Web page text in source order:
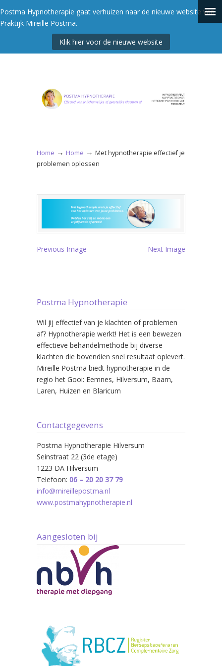
Postma Hypnotherapie gaat verhuizen naar de nieuwe website van
Praktijk Mireille Postma.
Klik hier voor de nieuwe website
Home → Home → Met hypnotherapie effectief je
problemen oplossen
Previous Image Next Image
Postma Hypnotherapie
Wil jij effectief van je klachten of problemen
af? Hypnotherapie werkt! Het is een bewezen
effectieve behandelmethode bij diverse
klachten die bovendien snel resultaat oplevert.
Mireille Postma biedt hypnotherapie in de
regio het Gooi: Eemnes, Hilversum, Baarn,
Laren, Huizen en Blaricum
Contactgegevens
Postma Hypnotherapie Hilversum
Seinstraat 22 (3de etage)
1223 DA Hilversum
Telefoon: 06 – 20 20 37 79
info@mireillepostma.nl
www.postmahypnotherapie.nl
Aangesloten bij